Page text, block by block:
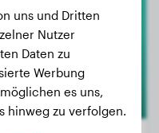
uns und Dritten
Nutzer
Daten zu
Werbung
es uns,
hinweg zu verfolgen.